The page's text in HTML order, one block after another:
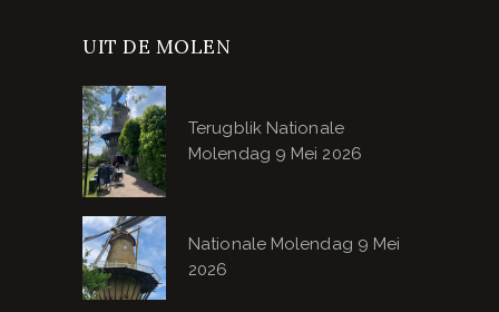
UIT DE MOLEN
Terugblik Nationale
Molendag 9 Mei 2026
Nationale Molendag 9 Mei
2026